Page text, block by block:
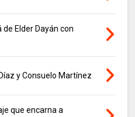
Elder Dayán con
y Consuelo Martínez
que encarna a